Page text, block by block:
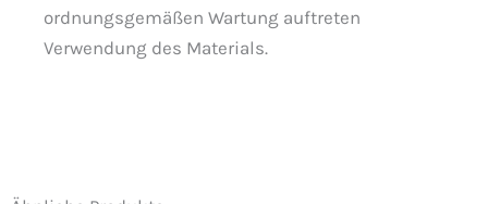
ordnungsgemäßen Wartung auftreten
Verwendung des Materials.